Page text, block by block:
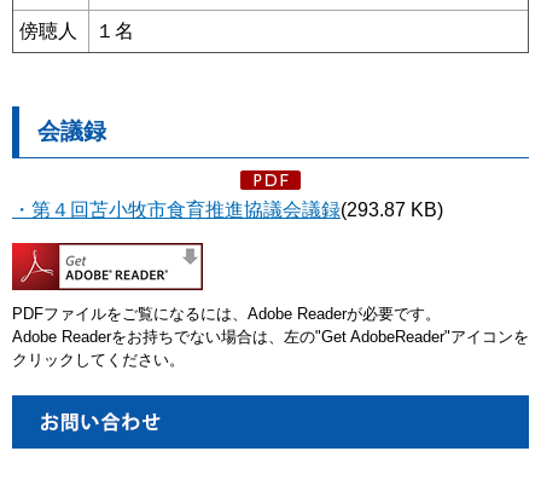
傍聴人 １名
会議録
・第４回苫小牧市食育推進協議会議録(293.87 KB)
PDFファイルをご覧になるには、Adobe Readerが必要です。
Adobe Readerをお持ちでない場合は、左の"Get AdobeReader"アイコンを
クリックしてください。